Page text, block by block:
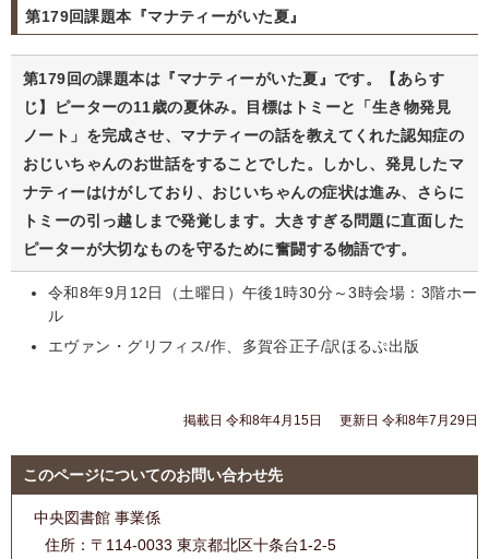
第179回課題本『マナティーがいた夏』
第179回の課題本は『マナティーがいた夏』です。【あらす
じ】ピーターの11歳の夏休み。目標はトミーと「生き物発見
ノート」を完成させ、マナティーの話を教えてくれた認知症の
おじいちゃんのお世話をすることでした。しかし、発見したマ
ナティーはけがしており、おじいちゃんの症状は進み、さらに
トミーの引っ越しまで発覚します。大きすぎる問題に直面した
ピーターが大切なものを守るために奮闘する物語です。
令和8年9月12日（土曜日）午後1時30分～3時会場：3階ホー
ル
エヴァン・グリフィス/作、多賀谷正子/訳ほるぷ出版
掲載日 令和8年4月15日 更新日 令和8年7月29日
このページについてのお問い合わせ先
中央図書館 事業係
住所： 〒114-0033 東京都北区十条台1-2-5